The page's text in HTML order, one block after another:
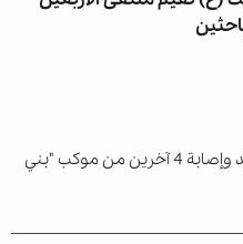
وفاة 4 رواديد وإصابة 4 آخرين من موكب "بني